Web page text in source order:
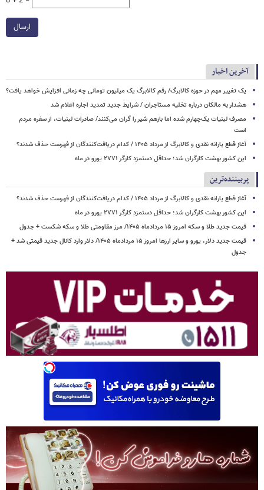
ارسال
آخرین اخبار
یک تغییر مهم در حوزه کالابرگ/ رقم کالابرگ یک میلیون تومانی چه زمانی افزایش خواهد یافت؟
هشدار به مالکان درباره تخلیه مستاجران / شرایط جدید تمدید اجاره اعلام شد
مصرف لبنیات یک‌چهارم شده اما بازهم شیر را گران می‌کنند/ صادرات لبنیات، از سفره مردم
است
آغاز قطع یارانه نقدی و کالابرگ از مرداد ۱۴۰۵ / کدام دریافت‌کنندگان از فهرست حذف شدند؟
این کشور بهشت کارگران شد؛ حداقل دستمزد کارگر ۲۷۷۱ یورو در ماه
پربیننده‌ترین
آغاز قطع یارانه نقدی و کالابرگ از مرداد ۱۴۰۵ / کدام دریافت‌کنندگان از فهرست حذف شدند؟
این کشور بهشت کارگران شد؛ حداقل دستمزد کارگر ۲۷۷۱ یورو در ماه
قیمت جدید طلا و سکه امروز ۱۵ مردادماه ۱۴۰۵/ مرز مقاومتی طلا و سکه شکست + جدول
قیمت جدید دلار، یورو و سایر ارزها امروز ۱۵ مردادماه ۱۴۰۵/ دلار وارد کانال جدید قیمتی شد +
جدول